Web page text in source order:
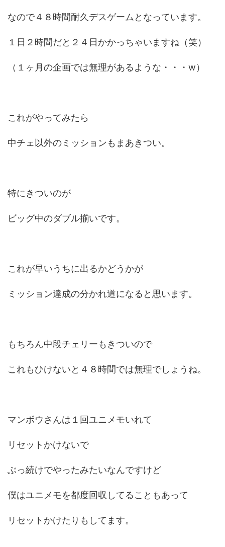
なので４８時間耐久デスゲームとなっています。
１日２時間だと２４日かかっちゃいますね（笑）
（１ヶ月の企画では無理があるような・・・w）
これがやってみたら
中チェ以外のミッションもまあきつい。
特にきついのが
ビッグ中のダブル揃いです。
これが早いうちに出るかどうかが
ミッション達成の分かれ道になると思います。
もちろん中段チェリーもきついので
これもひけないと４８時間では無理でしょうね。
マンボウさんは１回ユニメモいれて
リセットかけないで
ぶっ続けでやったみたいなんですけど
僕はユニメモを都度回収してることもあって
リセットかけたりもしてます。